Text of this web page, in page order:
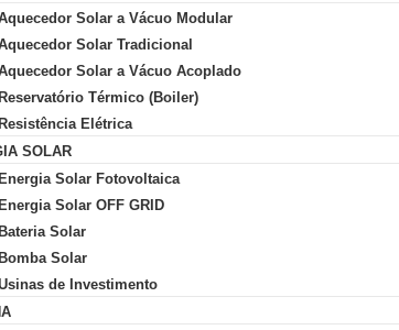
Solar a Vácuo Modular
Solar Tradicional
Solar a Vácuo Acoplado
Reservatório Térmico (Boiler)
Resistência Elétrica
SOLAR
Energia Solar Fotovoltaica
Energia Solar OFF GRID
Bateria Solar
Bomba Solar
de Investimento